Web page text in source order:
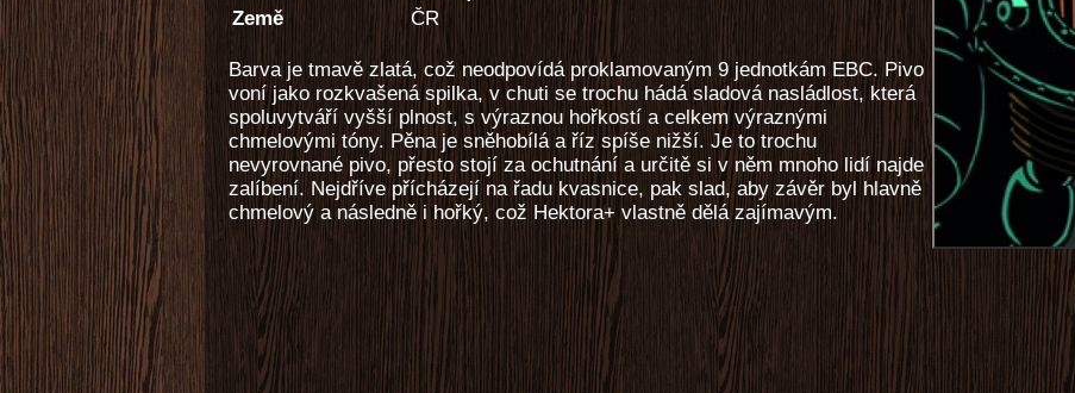
Země
ČR
Barva je tmavě zlatá, což neodpovídá proklamovaným 9 jednotkám EBC. Pivo
voní jako rozkvašená spilka, v chuti se trochu hádá sladová nasládlost, která
spoluvytváří vyšší plnost, s výraznou hořkostí a celkem výraznými
chmelovými tóny. Pěna je sněhobílá a říz spíše nižší. Je to trochu
nevyrovnané pivo, přesto stojí za ochutnání a určitě si v něm mnoho lidí najde
zalíbení. Nejdříve přícházejí na řadu kvasnice, pak slad, aby závěr byl hlavně
chmelový a následně i hořký, což Hektora+ vlastně dělá zajímavým.